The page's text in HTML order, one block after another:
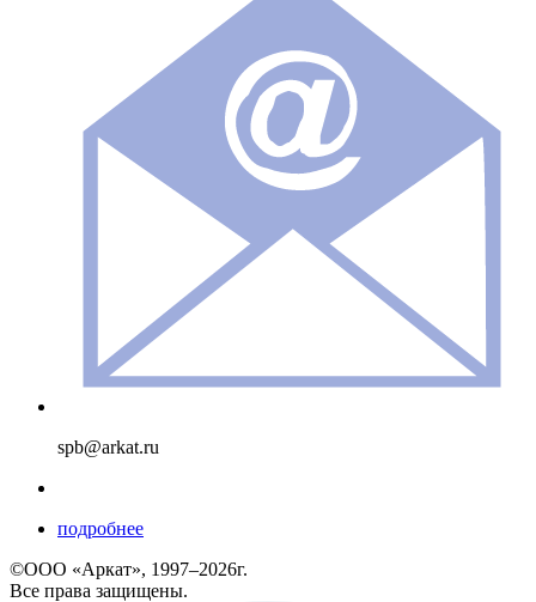
spb@arkat.ru
подробнее
©ООО «Аркат», 1997–2026г.
Все права защищены.